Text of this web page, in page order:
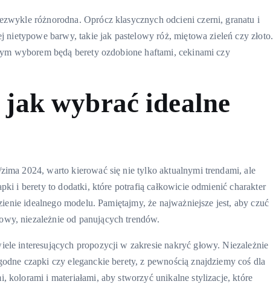
różnorodna. Oprócz klasycznych odcieni czerni, granatu i
nietypowe barwy, takie jak pastelowy róż, miętowa zieleń czy złoto.
wyborem będą berety ozdobione haftami, cekinami czy
jak wybrać idealne
2024, warto kierować się nie tylko aktualnymi trendami, ale
i berety to dodatki, które potrafią całkowicie odmienić charakter
idealnego modelu. Pamiętajmy, że najważniejsze jest, aby czuć
niezależnie od panujących trendów.
interesujących propozycji w zakresie nakryć głowy. Niezależnie
czapki czy eleganckie berety, z pewnością znajdziemy coś dla
kolorami i materiałami, aby stworzyć unikalne stylizacje, które